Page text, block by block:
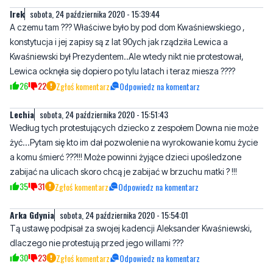
Kwaśniewski był Prezydentem..Ale wtedy nikt nie protestował,
Lewica ocknęła się dopiero po tylu latach i teraz miesza ????
26 22 Zgłoś komentarz Odpowiedz na komentarz
Lechia sobota, 24 października 2020 - 15:51:43
Według tych protestujących dziecko z zespołem Downa nie może
a komu śmierć ???!!! Może powinni żyjące dzieci upośledzone
zabijać na ulicach skoro chcą je zabijać w brzuchu matki ? !!!
35 31 Zgłoś komentarz Odpowiedz na komentarz
Arka Gdynia sobota, 24 października 2020 - 15:54:01
Tą ustawę podpisał za swojej kadencji Aleksander Kwaśniewski,
30 23 Zgłoś komentarz Odpowiedz na komentarz
gorszy sort agenta niedziela, 25 października 2020 - 07:59:08
Raczej Arka Noego a nie Arka Gdynia.